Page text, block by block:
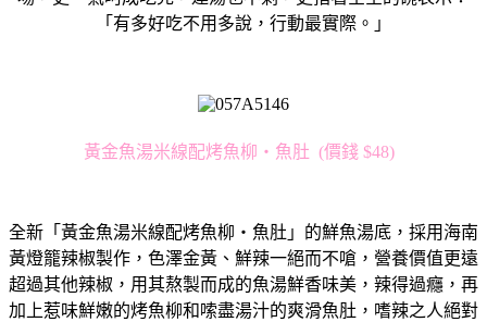
「有多好吃不用多說，行動最實際。」
黃金魚湯米線配烤魚柳‧魚肚 (價錢 $48)
全新「黃金魚湯米線配烤魚柳‧魚肚」的鮮魚湯底，採用海南
黃燈籠辣椒製作，色澤金黃、鮮辣一絕而不嗆，營養價值更遠
超過其他辣椒，用其熬製而成的魚湯鮮香味美，辣得過癮，再
加上惹味鮮嫩的烤魚柳和嗦盡湯汁的爽滑魚肚，嗜辣之人絕對